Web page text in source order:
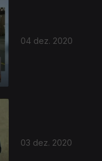
04 dez. 2020
03 dez. 2020